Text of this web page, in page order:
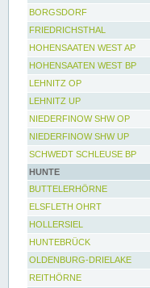
BORGSDORF
FRIEDRICHSTHAL
HOHENSAATEN WEST AP
HOHENSAATEN WEST BP
LEHNITZ OP
LEHNITZ UP
NIEDERFINOW SHW OP
NIEDERFINOW SHW UP
SCHWEDT SCHLEUSE BP
HUNTE
BUTTELERHÖRNE
ELSFLETH OHRT
HOLLERSIEL
HUNTEBRÜCK
OLDENBURG-DRIELAKE
REITHÖRNE